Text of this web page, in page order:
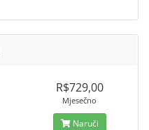
R$729,00
Mjesečno
Naruči